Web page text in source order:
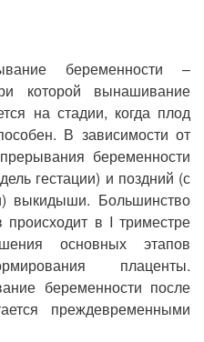
беременности –
которой вынашивание
на стадии, когда плод
В зависимости от
беременности
гестации) и поздний (с
выкидыши. Большинство
происходит в I триместре
основных этапов
плаценты.
беременности после
преждевременными